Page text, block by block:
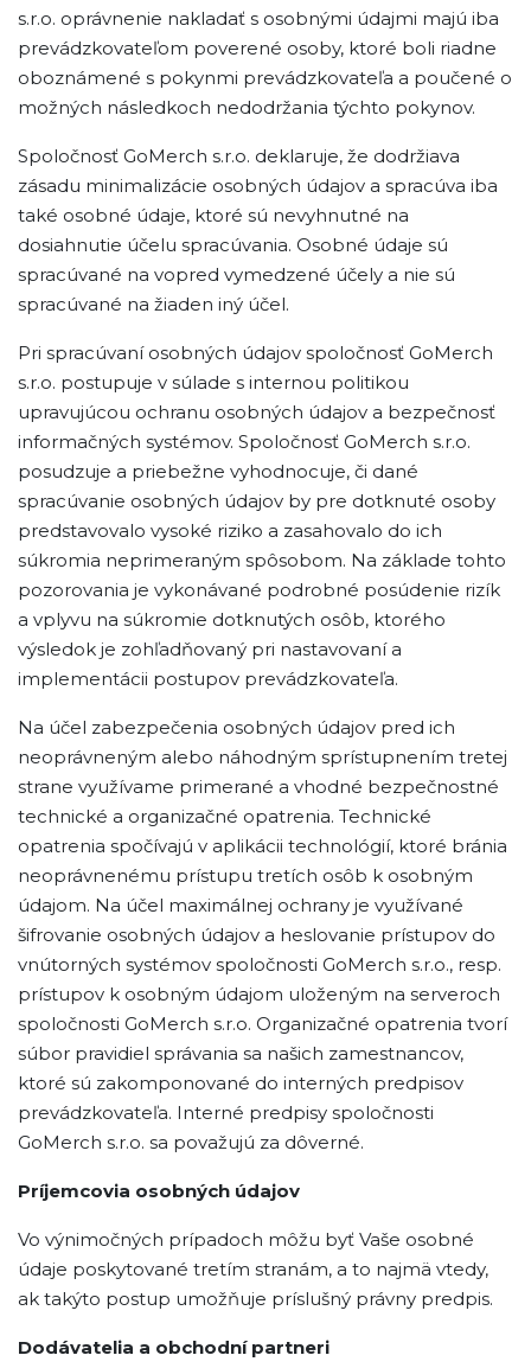
s.r.o. oprávnenie nakladať s osobnými údajmi majú iba
prevádzkovateľom poverené osoby, ktoré boli riadne
oboznámené s pokynmi prevádzkovateľa a poučené o
možných následkoch nedodržania týchto pokynov.
Spoločnosť GoMerch s.r.o. deklaruje, že dodržiava
zásadu minimalizácie osobných údajov a spracúva iba
také osobné údaje, ktoré sú nevyhnutné na
dosiahnutie účelu spracúvania. Osobné údaje sú
spracúvané na vopred vymedzené účely a nie sú
spracúvané na žiaden iný účel.
Pri spracúvaní osobných údajov spoločnosť GoMerch
s.r.o. postupuje v súlade s internou politikou
upravujúcou ochranu osobných údajov a bezpečnosť
informačných systémov. Spoločnosť GoMerch s.r.o.
posudzuje a priebežne vyhodnocuje, či dané
spracúvanie osobných údajov by pre dotknuté osoby
predstavovalo vysoké riziko a zasahovalo do ich
súkromia neprimeraným spôsobom. Na základe tohto
pozorovania je vykonávané podrobné posúdenie rizík
a vplyvu na súkromie dotknutých osôb, ktorého
výsledok je zohľadňovaný pri nastavovaní a
implementácii postupov prevádzkovateľa.
Na účel zabezpečenia osobných údajov pred ich
neoprávneným alebo náhodným sprístupnením tretej
strane využívame primerané a vhodné bezpečnostné
technické a organizačné opatrenia. Technické
opatrenia spočívajú v aplikácii technológií, ktoré bránia
neoprávnenému prístupu tretích osôb k osobným
údajom. Na účel maximálnej ochrany je využívané
šifrovanie osobných údajov a heslovanie prístupov do
vnútorných systémov spoločnosti GoMerch s.r.o., resp.
prístupov k osobným údajom uloženým na serveroch
spoločnosti GoMerch s.r.o. Organizačné opatrenia tvorí
súbor pravidiel správania sa našich zamestnancov,
ktoré sú zakomponované do interných predpisov
prevádzkovateľa. Interné predpisy spoločnosti
GoMerch s.r.o. sa považujú za dôverné.
Príjemcovia osobných údajov
Vo výnimočných prípadoch môžu byť Vaše osobné
údaje poskytované tretím stranám, a to najmä vtedy,
ak takýto postup umožňuje príslušný právny predpis.
Dodávatelia a obchodní partneri